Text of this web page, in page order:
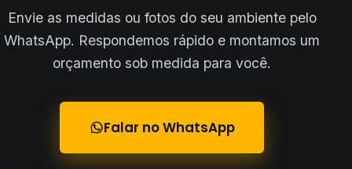
Envie as medidas ou fotos do seu ambiente pelo
WhatsApp. Respondemos rápido e montamos um
orçamento sob medida para você.
Falar no WhatsApp